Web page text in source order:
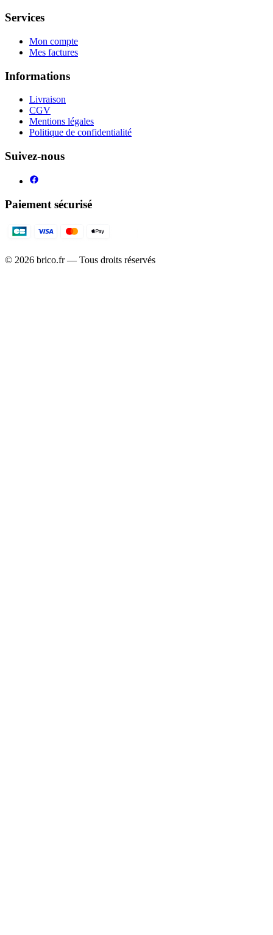
Services
Mon compte
Mes factures
Informations
Livraison
CGV
Mentions légales
Politique de confidentialité
Suivez-nous
Paiement sécurisé
© 2026 brico.fr — Tous droits réservés